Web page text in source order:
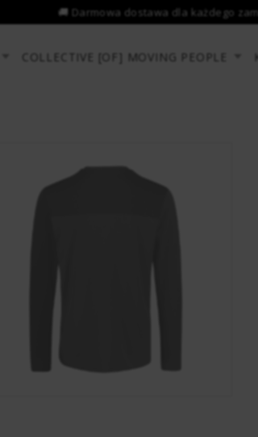
COLLECTIVE [OF] MOVING PEOPLE